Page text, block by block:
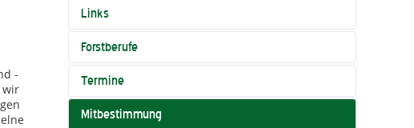
-
wir
Links
Forstberufe
Termine
Mitbestimmung